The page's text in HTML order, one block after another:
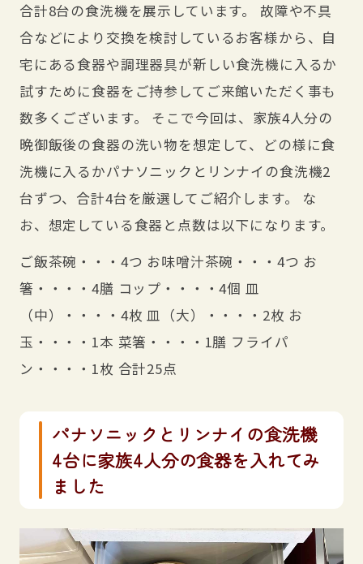
合計8台の食洗機を展示しています。 故障や不具
合などにより交換を検討しているお客様から、自
宅にある食器や調理器具が新しい食洗機に入るか
試すために食器をご持参してご来館いただく事も
数多くございます。 そこで今回は、家族4人分の
晩御飯後の食器の洗い物を想定して、どの様に食
洗機に入るかパナソニックとリンナイの食洗機2
台ずつ、合計4台を厳選してご紹介します。 な
お、想定している食器と点数は以下になります。
ご飯茶碗・・・4つ お味噌汁茶碗・・・4つ お
箸・・・・4膳 コップ・・・・4個 皿
（中）・・・・4枚 皿（大）・・・・2枚 お
玉・・・・1本 菜箸・・・・1膳 フライパ
ン・・・・1枚 合計25点
パナソニックとリンナイの食洗機
4台に家族4人分の食器を入れてみ
ました